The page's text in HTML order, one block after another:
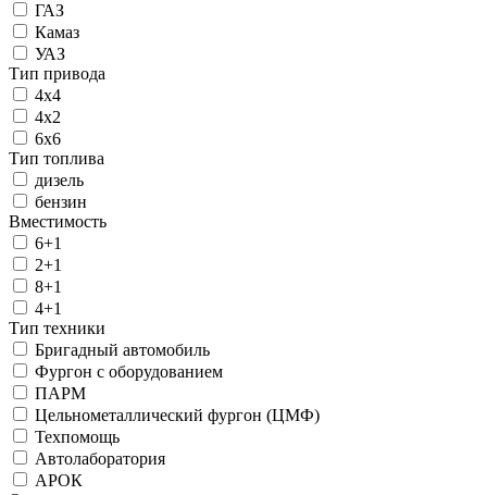
ГАЗ
Камаз
УАЗ
Тип привода
4х4
4х2
6х6
Тип топлива
дизель
бензин
Вместимость
6+1
2+1
8+1
4+1
Тип техники
Бригадный автомобиль
Фургон с оборудованием
ПАРМ
Цельнометаллический фургон (ЦМФ)
Техпомощь
Автолаборатория
АРОК